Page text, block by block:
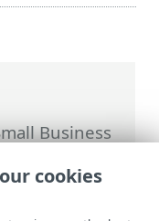
Business
제어> 장치
cookies